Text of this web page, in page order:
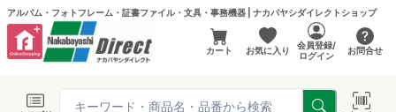
アルバム・フォトフレーム・証書ファイル・文具・事務機器 | ナカバヤシダイレクトショップ
カート お気に入り
会員登録/
ログイン
お問合せ